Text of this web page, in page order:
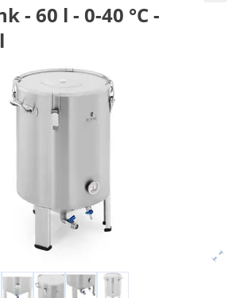
- 60 l - 0-40 °C -